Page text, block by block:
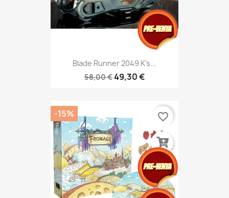
Blade Runner 2049 K's...
58,00 €49,30 €
-15% favorite_border